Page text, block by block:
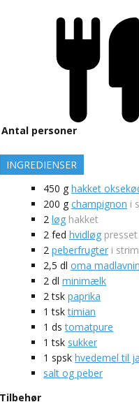
Antal personer
INGREDIENSER
450 g hakket
200 g champignon i
2 løg hakket
2 fed hvidløg presset
2 peberfrugter i
2,5 dl oma
2 dl minimælk
2 tsk paprika
1 tsk timian
1 ds tomatpure
1 tsk sukker
1 spsk hvedemel til
salt og peber
Tilbehør